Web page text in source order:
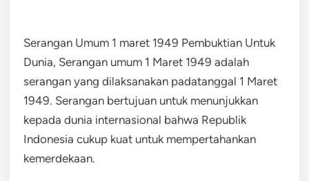
Serangan Umum 1 maret 1949 Pembuktian Untuk
Dunia, Serangan umum 1 Maret 1949 adalah
serangan yang dilaksanakan padatanggal 1 Maret
1949. Serangan bertujuan untuk menunjukkan
kepada dunia internasional bahwa Republik
Indonesia cukup kuat untuk mempertahankan
kemerdekaan.